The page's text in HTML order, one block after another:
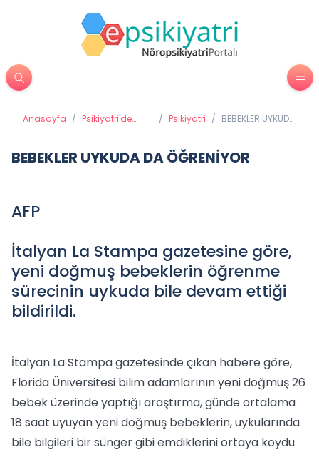
Anasayfa / Psikiyatri'de
/ Psikiyatri / BEBEKLER UYKUDA
BEBEKLER UYKUDA DA ÖĞRENİYOR
AFP
İtalyan La Stampa gazetesine göre,
yeni doğmuş bebeklerin öğrenme
sürecinin uykuda bile devam ettiği
bildirildi.
İtalyan La Stampa gazetesinde çıkan habere göre,
Florida Üniversitesi bilim adamlarının yeni doğmuş 26
bebek üzerinde yaptığı araştırma, günde ortalama
18 saat uyuyan yeni doğmuş bebeklerin, uykularında
bile bilgileri bir sünger gibi emdiklerini ortaya koydu.